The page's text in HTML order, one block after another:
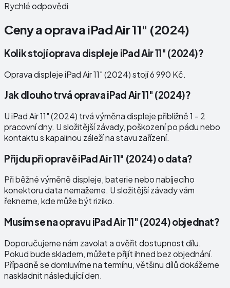
Rychlé odpovědi
Ceny a opravaiPad Air 11" (2024)
Kolik stojí oprava displeje iPad Air 11" (2024)?
Oprava displeje iPad Air 11" (2024) stojí 6 990 Kč.
Jak dlouho trvá oprava iPad Air 11" (2024)?
U iPad Air 11" (2024) trvá výměna displeje přibližně 1 - 2
pracovní dny. U složitější závady, poškození po pádu nebo
kontaktu s kapalinou záleží na stavu zařízení.
Přijdu při opravě iPad Air 11" (2024) o data?
Při běžné výměně displeje, baterie nebo nabíjecího
konektoru data nemažeme. U složitější závady vám
řekneme, kde může být riziko.
Musím se na opravu iPad Air 11" (2024) objednat?
Doporučujeme nám zavolat a ověřit dostupnost dílu.
Pokud bude skladem, můžete přijít ihned bez objednání.
Případně se domluvíme na termínu, většinu dílů dokážeme
naskladnit následující den.